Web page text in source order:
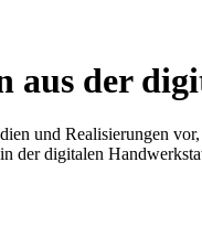
aus der
und Realisierungen
der digitalen